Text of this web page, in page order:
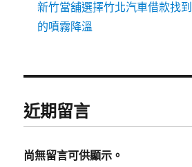
新竹當舖選擇竹北汽車借款找
的噴霧降溫
近期留言
尚無留言可供顯示。